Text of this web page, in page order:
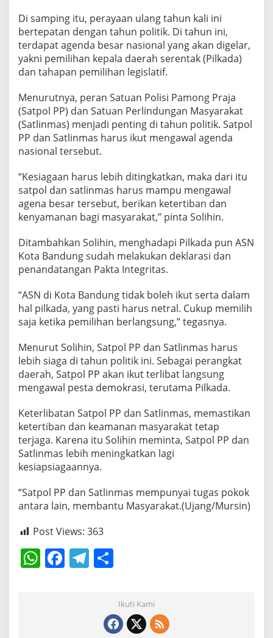
Di samping itu, perayaan ulang tahun kali ini
bertepatan dengan tahun politik. Di tahun ini,
terdapat agenda besar nasional yang akan digelar,
yakni pemilihan kepala daerah serentak (Pilkada)
dan tahapan pemilihan legislatif.
Menurutnya, peran Satuan Polisi Pamong Praja
(Satpol PP) dan Satuan Perlindungan Masyarakat
(Satlinmas) menjadi penting di tahun politik. Satpol
PP dan Satlinmas harus ikut mengawal agenda
nasional tersebut.
“Kesiagaan harus lebih ditingkatkan, maka dari itu
satpol dan satlinmas harus mampu mengawal
agena besar tersebut, berikan ketertiban dan
kenyamanan bagi masyarakat,” pinta Solihin.
Ditambahkan Solihin, menghadapi Pilkada pun ASN
Kota Bandung sudah melakukan deklarasi dan
penandatangan Pakta Integritas.
“ASN di Kota Bandung tidak boleh ikut serta dalam
hal pilkada, yang pasti harus netral. Cukup memilih
saja ketika pemilihan berlangsung,” tegasnya.
Menurut Solihin, Satpol PP dan Satlinmas harus
lebih siaga di tahun politik ini. Sebagai perangkat
daerah, Satpol PP akan ikut terlibat langsung
mengawal pesta demokrasi, terutama Pilkada.
Keterlibatan Satpol PP dan Satlinmas, memastikan
ketertiban dan keamanan masyarakat tetap
terjaga. Karena itu Solihin meminta, Satpol PP dan
Satlinmas lebih meningkatkan lagi
kesiapsiagaannya.
“Satpol PP dan Satlinmas mempunyai tugas pokok
antara lain, membantu Masyarakat.(Ujang/Mursin)
Post Views: 363
W F T
gr
ar
eIkuti Kami